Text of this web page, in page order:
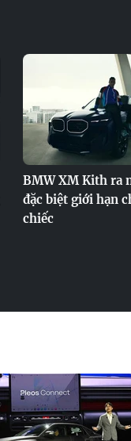
BMW XM Kith ra
đặc biệt giới hạn
chiếc